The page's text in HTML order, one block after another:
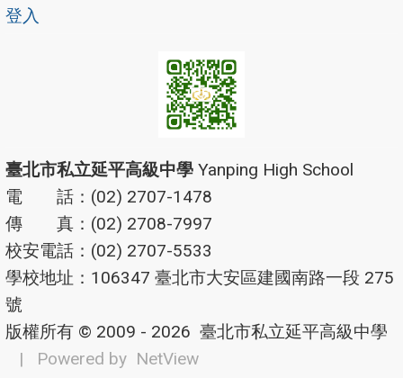
登入
臺北市私立延平高級中學 Yanping High School
電 話：(02) 2707-1478
傳 真：(02) 2708-7997
校安電話：(02) 2707-5533
學校地址：106347 臺北市大安區建國南路一段 275
號
版權所有 © 2009 - 2026 臺北市私立延平高級中學
| Powered by NetView